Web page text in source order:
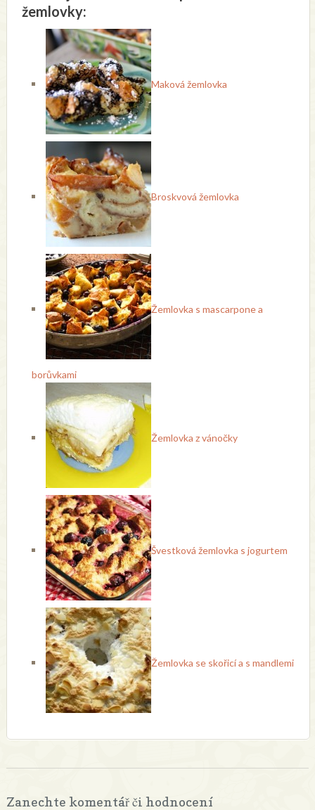
žemlovky:
Maková žemlovka
Broskvová žemlovka
Žemlovka s mascarpone a
borůvkami
Žemlovka z vánočky
Švestková žemlovka s jogurtem
Žemlovka se skořicí a s mandlemi
Zanechte komentář či hodnocení